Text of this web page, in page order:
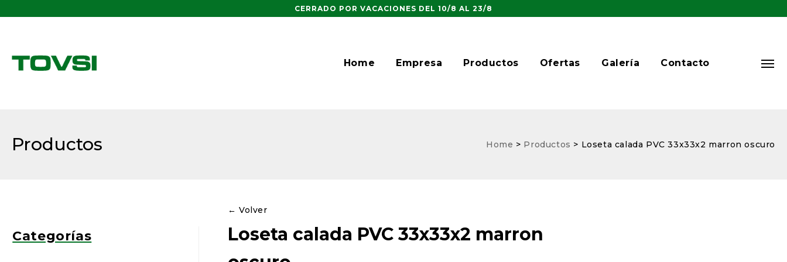
CERRADO POR VACACIONES DEL 10/8 AL 23/8
Home Empresa Productos Ofertas Galería Contacto
Productos Home > Productos > Loseta calada PVC 33x33x2 marron oscuro
Categorías
← Volver
Loseta calada PVC 33x33x2 marron